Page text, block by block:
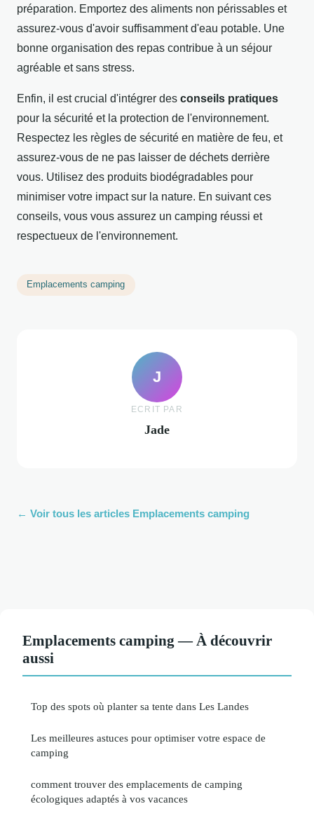
préparation. Emportez des aliments non périssables et
assurez-vous d'avoir suffisamment d'eau potable. Une
bonne organisation des repas contribue à un séjour
agréable et sans stress.
Enfin, il est crucial d'intégrer des conseils pratiques
pour la sécurité et la protection de l'environnement.
Respectez les règles de sécurité en matière de feu, et
assurez-vous de ne pas laisser de déchets derrière
vous. Utilisez des produits biodégradables pour
minimiser votre impact sur la nature. En suivant ces
conseils, vous vous assurez un camping réussi et
respectueux de l'environnement.
Emplacements camping
J
ECRIT PAR
Jade
← Voir tous les articles Emplacements camping
Emplacements camping — À découvrir
aussi
Top des spots où planter sa tente dans Les Landes
Les meilleures astuces pour optimiser votre espace de
camping
comment trouver des emplacements de camping
écologiques adaptés à vos vacances